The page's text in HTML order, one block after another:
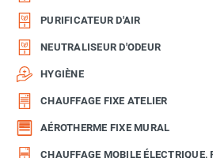
PURIFICATEUR D'AIR
NEUTRALISEUR D'ODEUR
HYGIÈNE
CHAUFFAGE FIXE ATELIER
AÉROTHERME FIXE MURAL
CHAUFFAGE MOBILE ÉLECTRIQUE,